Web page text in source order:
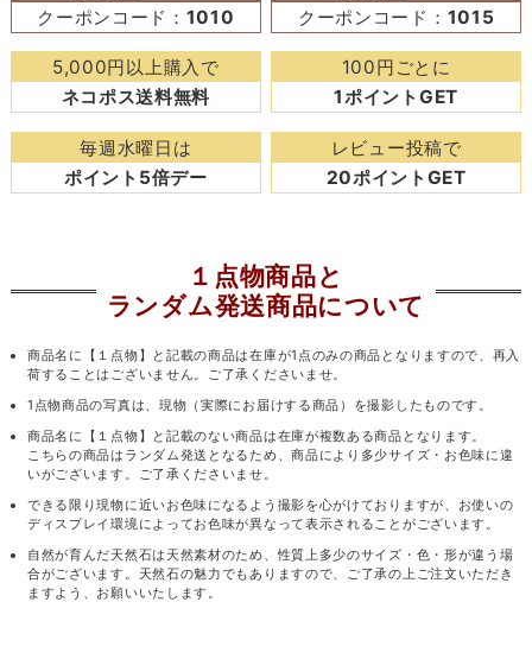
クーポンコード： 1010
クーポンコード： 1015
5,000円以上購入で
ネコポス送料無料
100円ごとに
1ポイントGET
毎週水曜日は
ポイント5倍デー
レビュー投稿で
20ポイントGET
１点物商品と
ランダム発送商品について
商品名に【１点物】と記載の商品は在庫が1点のみの商品となりますので、再入
荷することはございません。ご了承くださいませ。
1点物商品の写真は、現物（実際にお届けする商品）を撮影したものです。
商品名に【１点物】と記載のない商品は在庫が複数ある商品となります。
こちらの商品はランダム発送となるため、商品により多少サイズ・お色味に違
いがございます。ご了承くださいませ。
できる限り現物に近いお色味になるよう撮影を心がけておりますが、お使いの
ディスプレイ環境によってお色味が異なって表示されることがございます。
自然が育んだ天然石は天然素材のため、性質上多少のサイズ・色・形が違う場
合がございます。天然石の魅力でもありますので、ご了承の上ご注文いただき
ますよう、お願いいたします。